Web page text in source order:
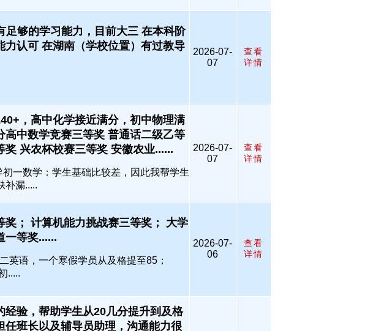
足够的学习能力，目前大三 在本科阶
力认可 在湖南（学校位置）有过教导
2026-07-
07
查看
详情
，高中化学接近满分，初中物理满
高中数学竞赛三等奖 普通话二级乙等
奖 兴农杯校赛三等奖 安徽农业......
一数学：学生基础比较差，因此我帮学生
补漏.....
2026-07-
07
查看
详情
奖； 计算机能力挑战赛三等奖； 大学
一等奖......
英语，一个寒假学员从及格提至85；
.....
2026-07-
06
查看
详情
经验，帮助学生从20几分提升到及格
任班长以及辅导员助理，沟通能力很